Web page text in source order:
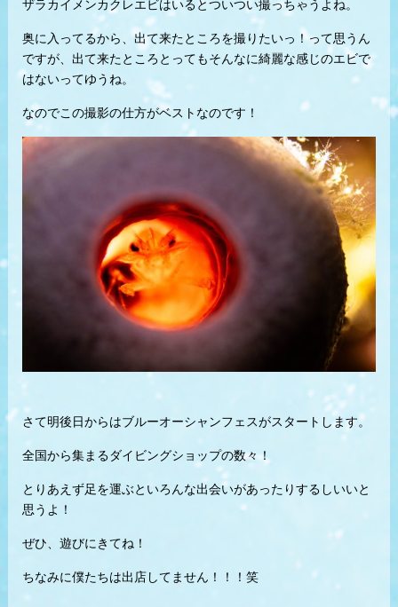
ザラカイメンカクレエビはいるとついつい撮っちゃうよね。
奥に入ってるから、出て来たところを撮りたいっ！って思うん
ですが、出て来たところとってもそんなに綺麗な感じのエビで
はないってゆうね。
なのでこの撮影の仕方がベストなのです！
さて明後日からはブルーオーシャンフェスがスタートします。
全国から集まるダイビングショップの数々！
とりあえず足を運ぶといろんな出会いがあったりするしいいと
思うよ！
ぜひ、遊びにきてね！
ちなみに僕たちは出店してません！！！笑